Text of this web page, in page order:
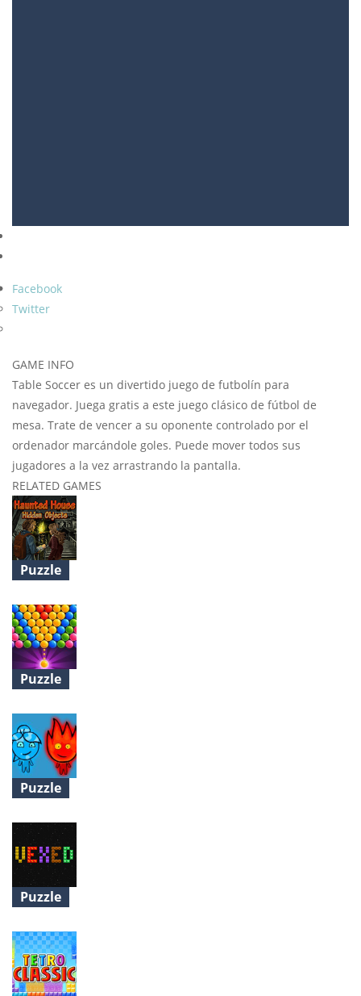
Facebook
Twitter
GAME INFO
Table Soccer es un divertido juego de futbolín para
navegador. Juega gratis a este juego clásico de fútbol de
mesa. Trate de vencer a su oponente controlado por el
ordenador marcándole goles. Puede mover todos sus
jugadores a la vez arrastrando la pantalla.
RELATED GAMES
Puzzle
Puzzle
Puzzle
Puzzle